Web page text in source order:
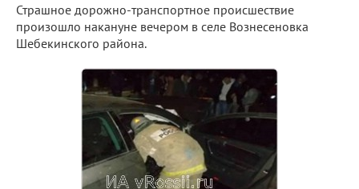
Страшное дорожно-транспортное происшествие
произошло накануне вечером в селе Вознесеновка
Шебекинского района.